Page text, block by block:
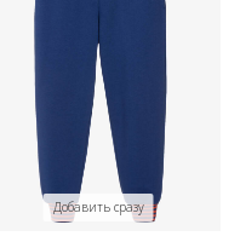
Добавить сразу